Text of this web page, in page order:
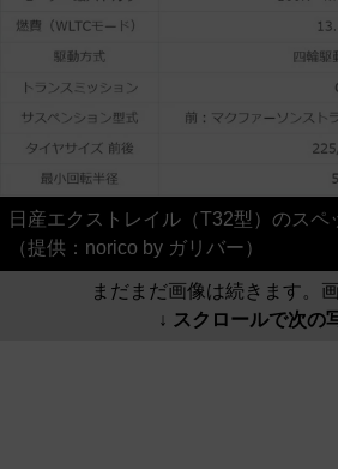
日産エクストレイル（T32型）のスペ
（提供：norico by ガリバー）
まだまだ画像は続きます。
↓ スクロールで次の